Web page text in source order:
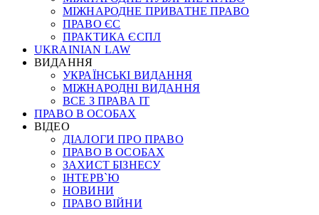
МІЖНАРОДНЕ ПРИВАТНЕ ПРАВО
ПРАВО ЄС
ПРАКТИКА ЄСПЛ
UKRAINIAN LAW
ВИДАННЯ
УКРАЇНСЬКІ ВИДАННЯ
МІЖНАРОДНІ ВИДАННЯ
ВСЕ З ПРАВА ІТ
ПРАВО В ОСОБАХ
ВІДЕО
ДІАЛОГИ ПРО ПРАВО
ПРАВО В ОСОБАХ
ЗАХИСТ БІЗНЕСУ
ІНТЕРВ`Ю
НОВИНИ
ПРАВО ВІЙНИ